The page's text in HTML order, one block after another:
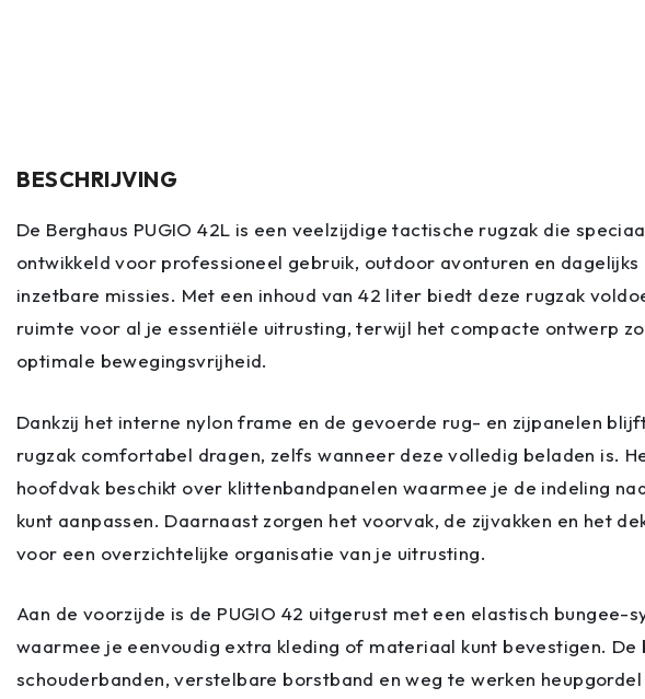
BESCHRIJVING
De Berghaus PUGIO 42L is een veelzijdige tactische rugzak die
ontwikkeld voor professioneel gebruik, outdoor avonturen en dagelijks
inzetbare missies. Met een inhoud van 42 liter biedt deze rugzak
ruimte voor al je essentiële uitrusting, terwijl het compacte ontwerp
optimale bewegingsvrijheid.
Dankzij het interne nylon frame en de gevoerde rug- en zijpanelen
rugzak comfortabel dragen, zelfs wanneer deze volledig beladen is.
hoofdvak beschikt over klittenbandpanelen waarmee je de indeling
kunt aanpassen. Daarnaast zorgen het voorvak, de zijvakken en het
voor een overzichtelijke organisatie van je uitrusting.
Aan de voorzijde is de PUGIO 42 uitgerust met een elastisch bungee-
waarmee je eenvoudig extra kleding of materiaal kunt bevestigen. De
schouderbanden, verstelbare borstband en weg te werken heupgordel